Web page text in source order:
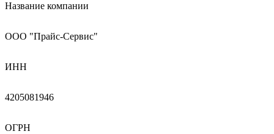
Название компании
ООО "Прайс-Сервис"
ИНН
4205081946
ОГРН